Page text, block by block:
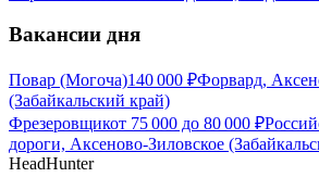
Вакансии дня
Повар (Могоча)140 000 ₽Форвард,
(Забайкальский край)
Фрезеровщикот 75 000 до 80 000 ₽
дороги, Аксеново-Зиловское
HeadHunter